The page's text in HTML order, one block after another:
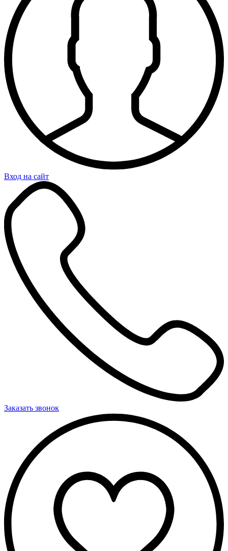
Вход на сайт
Заказать звонок